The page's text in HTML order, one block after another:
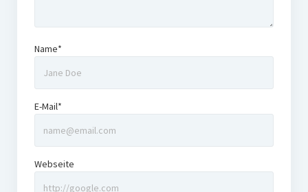
Name*
E-Mail*
Webseite